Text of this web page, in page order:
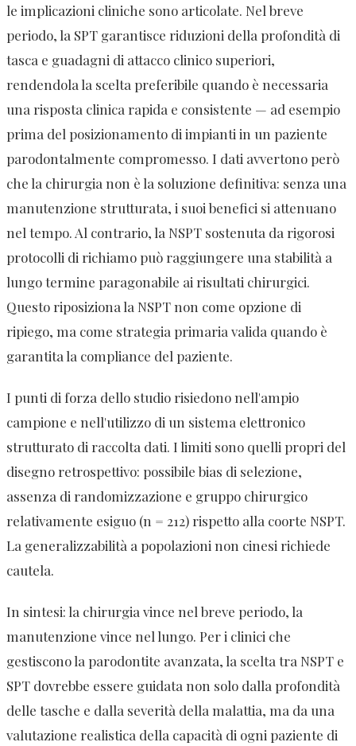
le implicazioni cliniche sono articolate. Nel breve
periodo, la SPT garantisce riduzioni della profondità di
tasca e guadagni di attacco clinico superiori,
rendendola la scelta preferibile quando è necessaria
una risposta clinica rapida e consistente — ad esempio
prima del posizionamento di impianti in un paziente
parodontalmente compromesso. I dati avvertono però
che la chirurgia non è la soluzione definitiva: senza una
manutenzione strutturata, i suoi benefici si attenuano
nel tempo. Al contrario, la NSPT sostenuta da rigorosi
protocolli di richiamo può raggiungere una stabilità a
lungo termine paragonabile ai risultati chirurgici.
Questo riposiziona la NSPT non come opzione di
ripiego, ma come strategia primaria valida quando è
garantita la compliance del paziente.
I punti di forza dello studio risiedono nell'ampio
campione e nell'utilizzo di un sistema elettronico
strutturato di raccolta dati. I limiti sono quelli propri del
disegno retrospettivo: possibile bias di selezione,
assenza di randomizzazione e gruppo chirurgico
relativamente esiguo (n = 212) rispetto alla coorte NSPT.
La generalizzabilità a popolazioni non cinesi richiede
cautela.
In sintesi: la chirurgia vince nel breve periodo, la
manutenzione vince nel lungo. Per i clinici che
gestiscono la parodontite avanzata, la scelta tra NSPT e
SPT dovrebbe essere guidata non solo dalla profondità
delle tasche e dalla severità della malattia, ma da una
valutazione realistica della capacità di ogni paziente di